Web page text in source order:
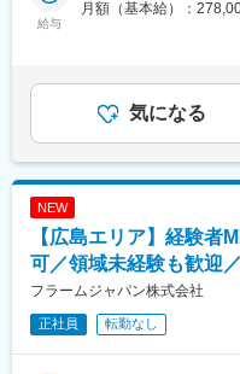
少数精鋭で、社員間の
■働き方
・土日祝休みでプライベ
・残業は月平均20時間
■キャリアパス
サービスエンジニアと
職、またはマネジメン
じて管理部門への異動も
る。
※直行直帰
■取扱製品：
「CEREC（セレック）
3D画像化できます。
給与
月額（基本給）：
あくまでも目安の金額
ります。月給(月額)は
気になる
NEW
【広島エリア】経験者
可／領域未経験も歓迎
フラームジャパン株式会社
正社員 転勤なし